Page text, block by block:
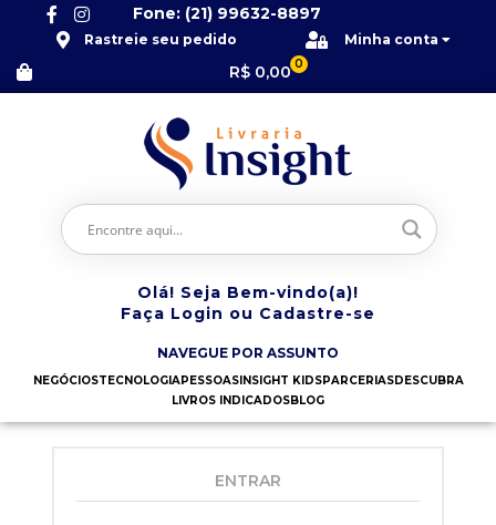
Fone: (21) 99632-8897
Rastreie seu pedido Minha conta
R$ 0,00 0
Olá! Seja Bem-vindo(a)!
Faça Login ou Cadastre-se
NAVEGUE POR ASSUNTO
NEGÓCIOSTECNOLOGIAPESSOASINSIGHT KIDSPARCERIASDESCUBRA
LIVROS INDICADOSBLOG
ENTRAR